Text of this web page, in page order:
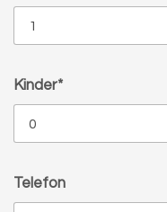
Kinder*
Telefon